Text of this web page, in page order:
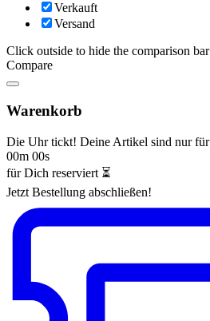
Verkauft
Versand
Click outside to hide the comparison bar
Compare
Warenkorb
Die Uhr tickt! Deine Artikel sind nur für
00m 00s
für Dich reserviert ⏳
Jetzt Bestellung abschließen!